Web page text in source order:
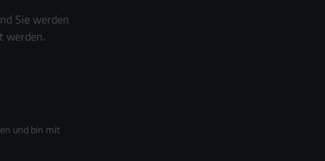
Sie werden
werden.
und bin mit